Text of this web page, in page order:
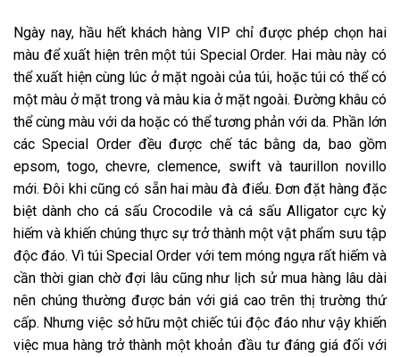
Ngày nay, hầu hết khách hàng VIP chỉ được phép chọn hai
màu để xuất hiện trên một túi Special Order. Hai màu này có
thể xuất hiện cùng lúc ở mặt ngoài của túi, hoặc túi có thể có
một màu ở mặt trong và màu kia ở mặt ngoài. Đường khâu có
thể cùng màu với da hoặc có thể tương phản với da. Phần lớn
các Special Order đều được chế tác bằng da, bao gồm
epsom, togo, chevre, clemence, swift và taurillon novillo
mới. Đôi khi cũng có sẵn hai màu đà điểu. Đơn đặt hàng đặc
biệt dành cho cá sấu Crocodile và cá sấu Alligator cực kỳ
hiếm và khiến chúng thực sự trở thành một vật phẩm sưu tập
độc đáo. Vì túi Special Order với tem móng ngựa rất hiếm và
cần thời gian chờ đợi lâu cũng như lịch sử mua hàng lâu dài
nên chúng thường được bán với giá cao trên thị trường thứ
cấp. Nhưng việc sở hữu một chiếc túi độc đáo như vậy khiến
việc mua hàng trở thành một khoản đầu tư đáng giá đối với